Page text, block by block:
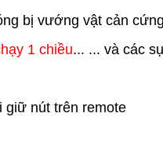
bị vướng vật cản
1 chiều... ... và các
giữ nút trên remote